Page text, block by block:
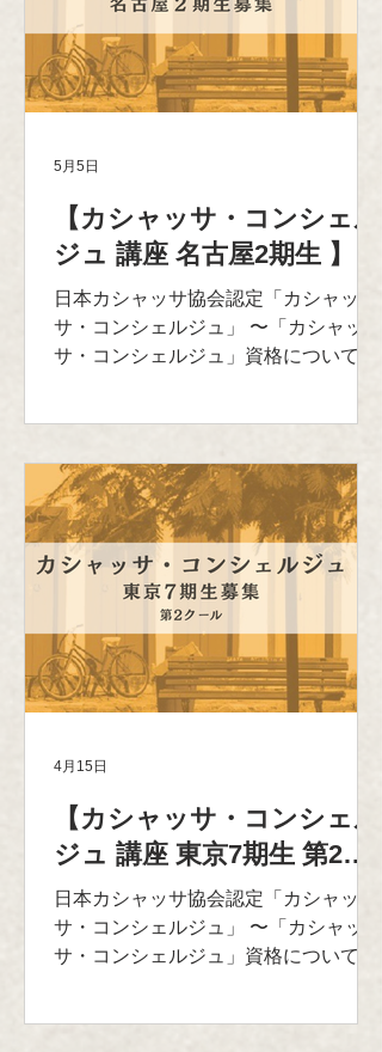
【カシャッサ・コンシェル
ジュ 講座 名古屋2期生 】
日本カシャッサ協会認定「カシャッ
サ・コンシェルジュ」 〜「カシャッ
サ・コンシェルジュ」資格について〜
れるお酒へと成長してきています。 本
講座はカシャッサの基礎知識を学び、
カシャッサの世界を知り、カシャッサ
をより身近に感じさせられる「コンシ
ェルジュ/水先案内人」を目指すための
ものです。 ■日程とお申し込み： ◎第
１部：2026年8月22日（土）13:00～
15:30 ◎第２部：2026年8月23日
（日）13:00～15:30 ▶︎お申し込みフォ
cloud.jp/sf/1688355596wnJYshBp ■会
Gallery 〒460-0011 愛知県名古屋市中
区大須3-42-14 ギャラリー2F Tel 052-
211-8410 https://kinemon.jp/ ■受講人
数：10名様まで ■受講内容： ［第一
部］ カシャッサの基礎知識
5月5日
【カシャッサ・コンシェル
ジュ 講座 東京7期生 第2ク
ール】
日本カシャッサ協会認定「カシャッ
サ・コンシェルジュ」 〜「カシャッ
サ・コンシェルジュ」資格について〜
4月15日